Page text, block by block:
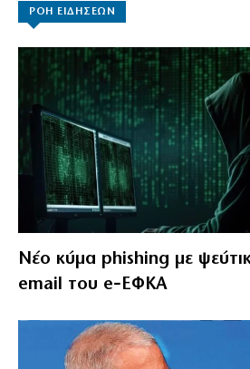
ΡΟΗ ΕΙΔΗΣΕΩΝ
Νέο κύμα phishing με
email του e‑ΕΦΚΑ